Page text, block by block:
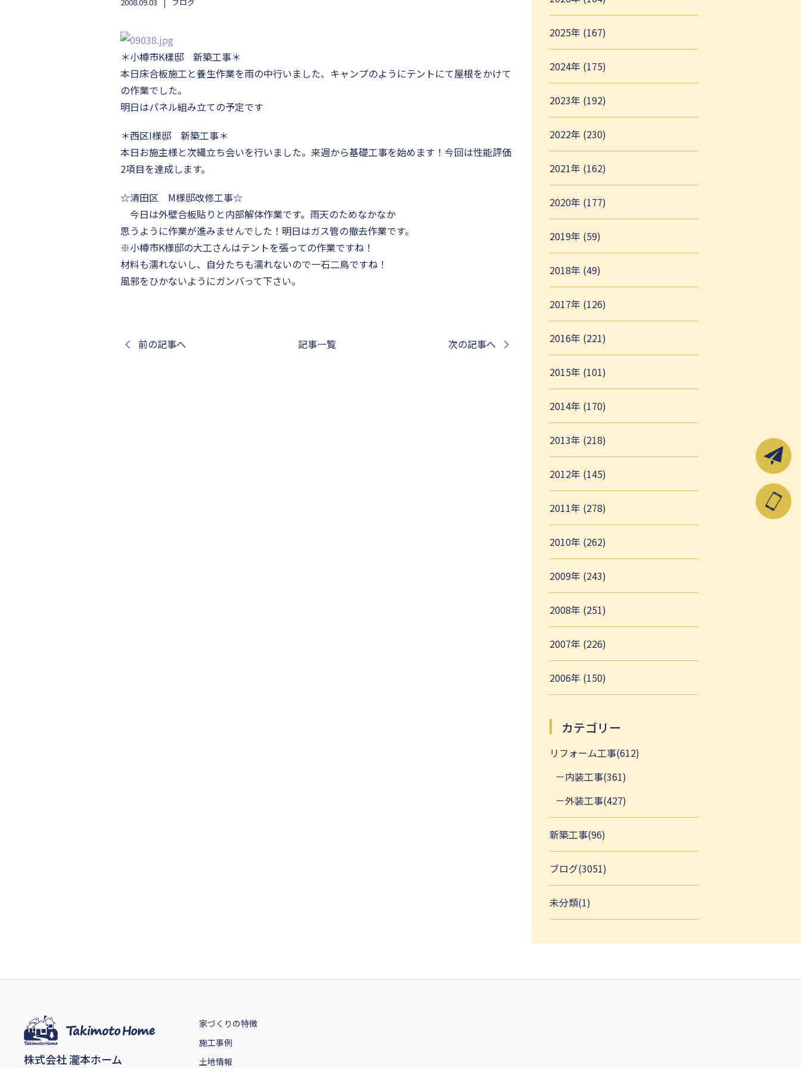
＊小樽市K樣邸 新築工事＊
本日床合板施工と養生作業を雨の中行いました、キャンプのようにテントにて屋根をかけて
の作業でした。
明日はパネル組み立ての予定です
＊西区I様邸 新築工事＊
本日お施主様と次縄立ち会いを行いました。来週から基礎工事を始めます！今回は性能評価
2項目を達成します。
☆清田区 M様邸改修工事☆
今日は外壁合板貼りと内部解体作業です。雨天のためなかなか
思うように作業が進みませんでした！明日はガス管の撤去作業です。
※小樽市K様邸の大工さんはテントを張っての作業ですね！
材料も濡れないし、自分たちも濡れないので一石二鳥ですね！
風邪をひかないようにガンバって下さい。
前の記事へ 記事一覧 次の記事へ
2025年 (167)
2024年 (175)
2023年 (192)
2022年 (230)
2021年 (162)
2020年 (177)
2019年 (59)
2018年 (49)
2017年 (126)
2016年 (221)
2015年 (101)
2014年 (170)
2013年 (218)
2012年 (145)
2011年 (278)
2010年 (262)
2009年 (243)
2008年 (251)
2007年 (226)
2006年 (150)
カテゴリー
リフォーム工事(612)
内装工事(361)
外装工事(427)
新築工事(96)
ブログ(3051)
未分類(1)
株式会社 瀧本ホーム
家づくりの特徴
施工事例
土地情報